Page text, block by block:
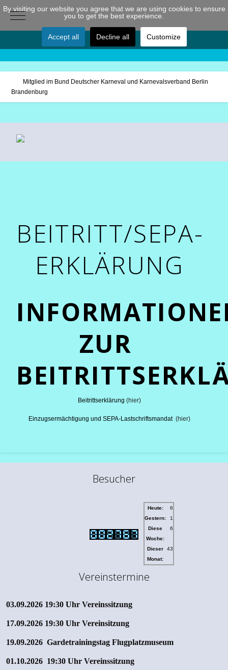
Mobile Menu Toggle
Mitglied im Bund Deutscher Karneval und Karnevalsverband Berlin
Brandenburg
BEITRITT/SEPA-
ERKLÄRUNG
ZUR
Beitrittserklärung (hier)
Einzugsermächtigung und SEPA-Lastschriftsmandat(hier)
Besucher
Heute:
6
Gestern:
1
Diese
Woche:
6
Dieser
Monat:
43
Vereinstermine
03.09.2026 19:30 Uhr Vereinssitzung
17.09.2026 19:30 Uhr Vereinsitzung
19.09.2026 Gardetrainingstag Flugplatzmuseum
01.10.2026 19:30 Uhr Vereinssitzung
By visiting our website you agree that we are using cookies to ensure
you to get the best experience.
Accept all Decline all Customize